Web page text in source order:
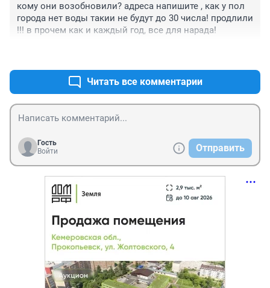
кому они возобновили? адреса напишите , как у пол
города нет воды такии не будут до 30 числа! продлили
!!! в прочем как и каждый год, все для нарада!
Читать все комментарии
Гость
Войти
Отправить